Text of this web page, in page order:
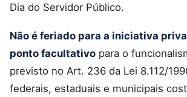
Dia do Servidor Público.
Não é feriado para a iniciativa
ponto facultativo para o
previsto no Art. 236 da Lei 8.112/
federais, estaduais e municipais